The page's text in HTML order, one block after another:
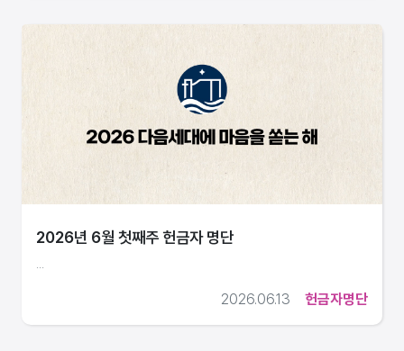
헌금자명단
2026.06.13
2026년 6월 첫째주 헌금자 명단